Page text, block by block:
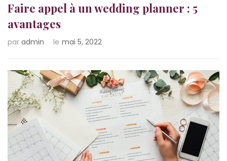
Faire appel à un wedding planner : 5
avantages
par admin le mai 5, 2022